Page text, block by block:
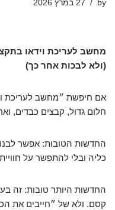
by 27 במרץ 2026
מחשב לעריכת וידאו
(ולא לבכות אחר כך)
אם חיפשת ״מחשב לעריכת
חלום גדול, קבצים כבדים,
החדשות הטובות: אפשר
כליה ובלי להתפשר על
החדשות היותר טובות: זה
קסם. ולא של ״חייבים את